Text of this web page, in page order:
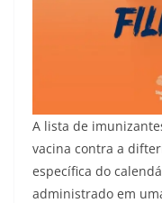
A lista de
vacina contra a
específica do
administrado em